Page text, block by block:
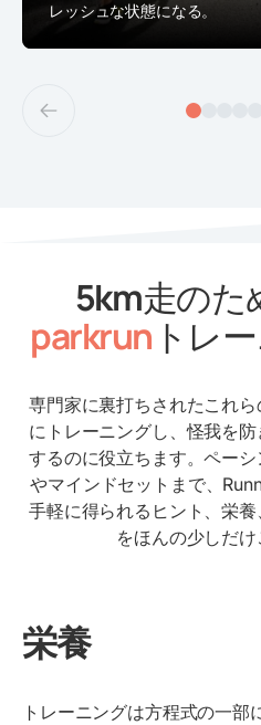
レッシュな状態になる。
5km走のた
parkrun トレ
専門家に裏打ちされたこれ
にトレーニングし、怪我を
するのに役立ちます。ペー
やマインドセットまで、
手軽に得られるヒント、栄
をほんの少しだけ
栄養
トレーニングは方程式の一